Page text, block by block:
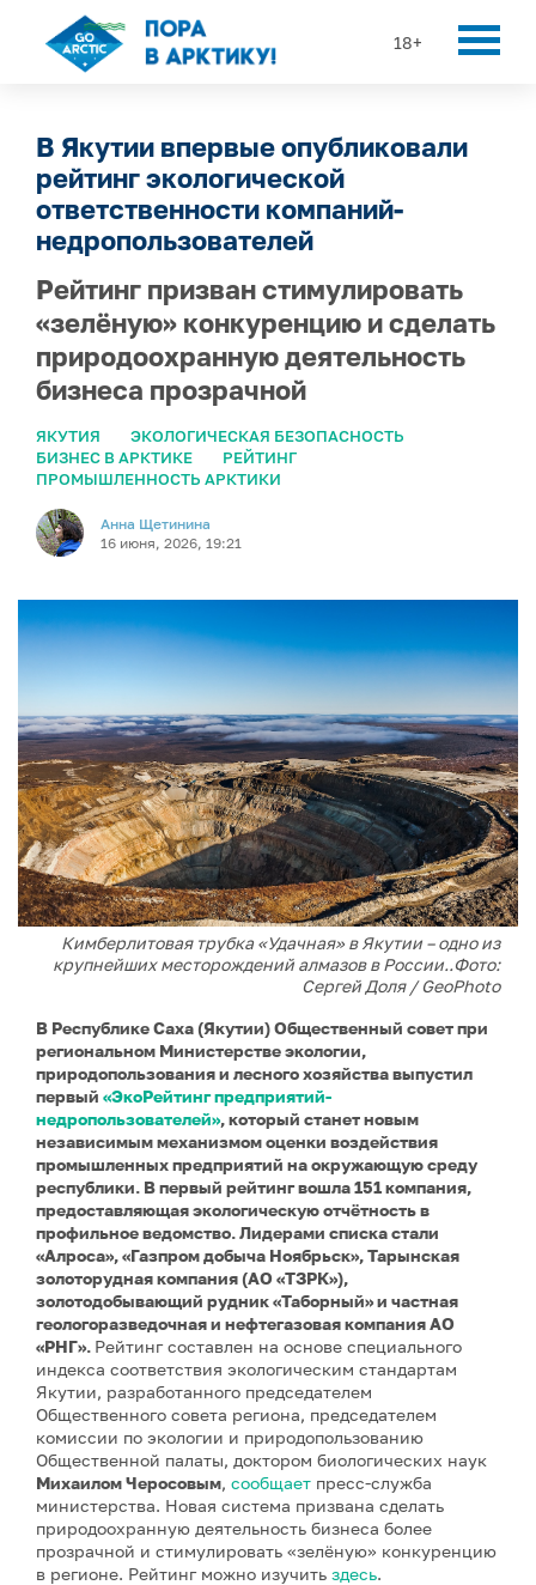
18+
В Якутии впервые опубликовали
рейтинг экологической
ответственности компаний-
недропользователей
Рейтинг призван стимулировать
«зелёную» конкуренцию и сделать
природоохранную деятельность
бизнеса прозрачной
ЯКУТИЯ
ЭКОЛОГИЧЕСКАЯ БЕЗОПАСНОСТЬ
БИЗНЕС В АРКТИКЕ
РЕЙТИНГ
ПРОМЫШЛЕННОСТЬ АРКТИКИ
Анна Щетинина
16 июня, 2026, 19:21
Кимберлитовая трубка «Удачная» в Якутии – одно из
крупнейших месторождений алмазов в России..Фото:
Сергей Доля / GeoPhoto
В Республике Саха (Якутии) Общественный совет при
региональном Министерстве экологии,
природопользования и лесного хозяйства выпустил
первый «ЭкоРейтинг предприятий-
недропользователей», который станет новым
независимым механизмом оценки воздействия
промышленных предприятий на окружающую среду
республики. В первый рейтинг вошла 151 компания,
предоставляющая экологическую отчётность в
профильное ведомство. Лидерами списка стали
«Алроса», «Газпром добыча Ноябрьск», Тарынская
золоторудная компания (АО «ТЗРК»),
золотодобывающий рудник «Таборный» и частная
геологоразведочная и нефтегазовая компания АО
«РНГ». Рейтинг составлен на основе специального
индекса соответствия экологическим стандартам
Якутии, разработанного председателем
Общественного совета региона, председателем
комиссии по экологии и природопользованию
Общественной палаты, доктором биологических наук
Михаилом Черосовым, сообщает пресс-служба
министерства. Новая система призвана сделать
природоохранную деятельность бизнеса более
прозрачной и стимулировать «зелёную» конкуренцию
в регионе. Рейтинг можно изучить здесь.